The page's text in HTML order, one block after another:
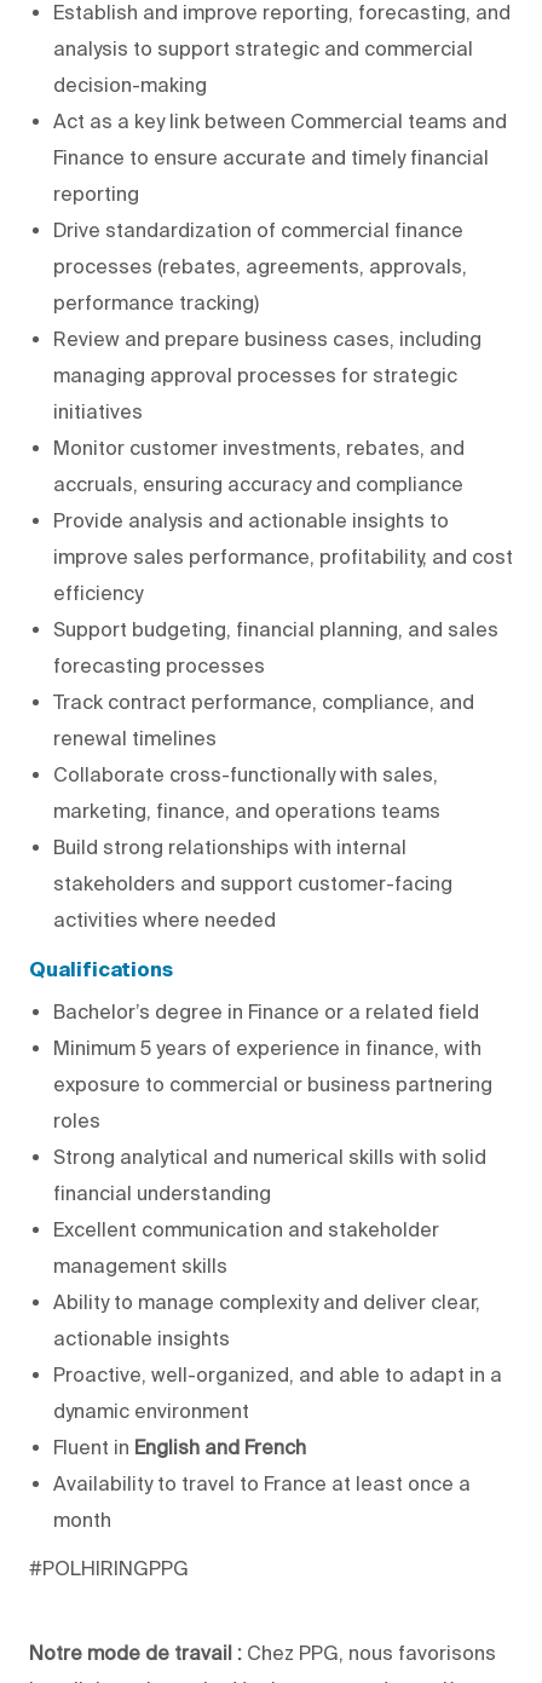
Establish and improve reporting, forecasting, and
analysis to support strategic and commercial
decision-making
Act as a key link between Commercial teams and
Finance to ensure accurate and timely financial
reporting
Drive standardization of commercial finance
processes (rebates, agreements, approvals,
performance tracking)
Review and prepare business cases, including
managing approval processes for strategic
initiatives
Monitor customer investments, rebates, and
accruals, ensuring accuracy and compliance
Provide analysis and actionable insights to
improve sales performance, profitability, and cost
efficiency
Support budgeting, financial planning, and sales
forecasting processes
Track contract performance, compliance, and
renewal timelines
Collaborate cross-functionally with sales,
marketing, finance, and operations teams
Build strong relationships with internal
stakeholders and support customer-facing
activities where needed
Qualifications
Bachelor’s degree in Finance or a related field
Minimum 5 years of experience in finance, with
exposure to commercial or business partnering
roles
Strong analytical and numerical skills with solid
financial understanding
Excellent communication and stakeholder
management skills
Ability to manage complexity and deliver clear,
actionable insights
Proactive, well-organized, and able to adapt in a
dynamic environment
Fluent in English and French
Availability to travel to France at least once a
month
#POLHIRINGPPG
Notre mode de travail : Chez PPG, nous favorisons